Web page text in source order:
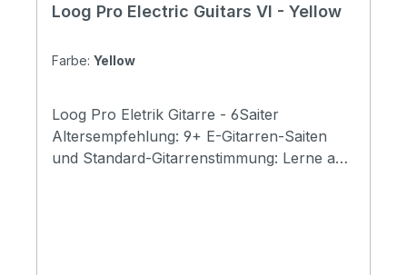
Loog Pro Electric Guitars VI - Yellow
Farbe: Yellow
Loog Pro Eletrik Gitarre - 6Saiter
Altersempfehlung: 9+ E-Gitarren-Saiten
und Standard-Gitarrenstimmung: Lerne auf